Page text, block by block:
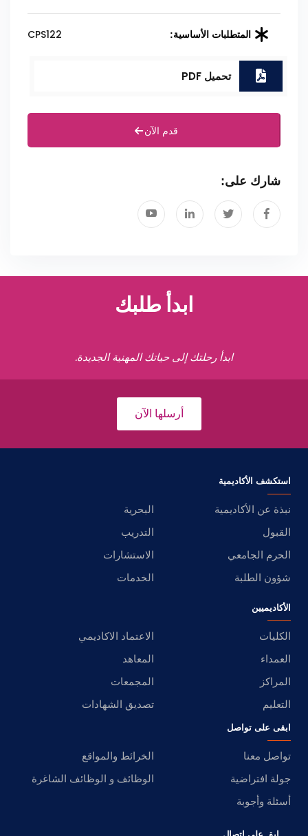
المتطلبات الأساسية: CPS122
تحميل PDF
قدم الآن
شارك على:
ابدأ طلبك
ابدأ رحلتك إلى حياتك المهنية الجديدة.
أرسلها الآن
استكشف الأكاديمية
نبذة عن الأكاديمية
البحرية
القبول
التدريب
الحرم الجامعي
الاستشارات
شؤون الطلبة
الخدمات
الأكاديميين
الكليات
الاعتماد الاكاديمي
العمداء
المعاهد
المراكز
المجمعات
التعليم
تصديق الشهادات
ابقى على تواصل
تواصل معنا
الخرائط والمواقع
جولة افتراضية
الوظائف و الوظائف الشاغرة
أسئلة وأجوبة